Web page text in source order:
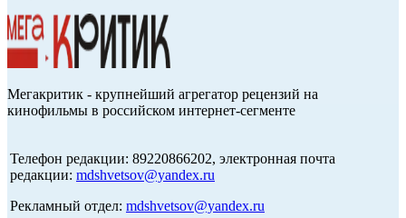
Мегакритик - крупнейший агрегатор рецензий на
кинофильмы в российском интернет-сегменте
Телефон редакции: 89220866202, электронная почта
редакции: mdshvetsov@yandex.ru
Рекламный отдел: mdshvetsov@yandex.ru